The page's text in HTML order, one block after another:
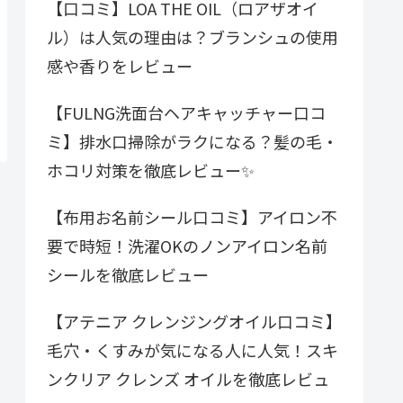
【口コミ】LOA THE OIL（ロアザオイ
ル）は人気の理由は？ブランシュの使用
感や香りをレビュー
【FULNG洗面台ヘアキャッチャー口コ
ミ】排水口掃除がラクになる？髪の毛・
ホコリ対策を徹底レビュー✨
【布用お名前シール口コミ】アイロン不
要で時短！洗濯OKのノンアイロン名前
シールを徹底レビュー
【アテニア クレンジングオイル口コミ】
毛穴・くすみが気になる人に人気！スキ
ンクリア クレンズ オイルを徹底レビュ